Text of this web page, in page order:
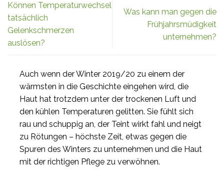
Auch wenn der Winter 2019/20 zu einem der
wärmsten in die Geschichte eingehen wird, die
Haut hat trotzdem unter der trockenen Luft und
den kühlen Temperaturen gelitten. Sie fühlt sich
rau und schuppig an, der Teint wirkt fahl und neigt
zu Rötungen – höchste Zeit, etwas gegen die
Spuren des Winters zu unternehmen und die Haut
mit der richtigen Pflege zu verwöhnen.
Können Temperaturwechsel
tatsächlich
Gelenkschmerzen
auslösen?
Was kann man gegen die
Frühjahrsmüdigkeit
unternehmen?